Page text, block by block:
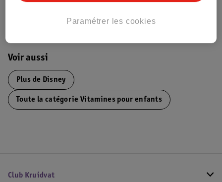
Informations sur la commande et la livraison
Voir aussi
Plus de Disney
Toute la catégorie Vitamines pour enfants
Club Kruidvat
Paramétrer les cookies